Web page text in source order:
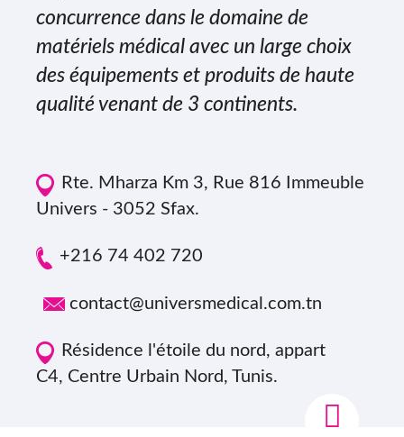
concurrence dans le domaine de
matériels médical avec un large choix
des équipements et produits de haute
qualité venant de 3 continents.
Rte. Mharza Km 3, Rue 816 Immeuble
Univers - 3052 Sfax.
+216 74 402 720
contact@universmedical.com.tn
Résidence l'étoile du nord, appart
C4, Centre Urbain Nord, Tunis.